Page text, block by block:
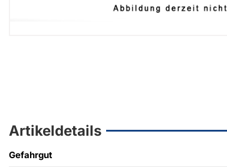
Artikeldetails
Gefahrgut